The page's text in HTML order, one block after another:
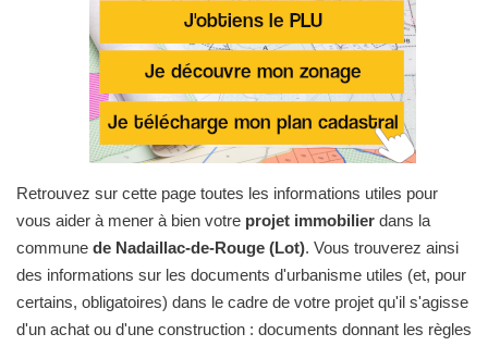
Retrouvez sur cette page toutes les informations utiles pour
vous aider à mener à bien votre projet immobilier dans la
commune de Nadaillac-de-Rouge (Lot). Vous trouverez ainsi
des informations sur les documents d'urbanisme utiles (et, pour
certains, obligatoires) dans le cadre de votre projet qu'il s'agisse
d'un achat ou d'une construction : documents donnant les règles